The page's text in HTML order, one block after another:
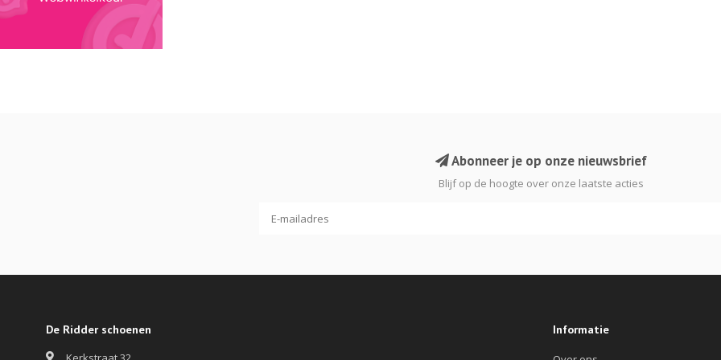
Abonneer je op onze nieuwsbrief
Blijf op de hoogte over onze laatste acties
De Ridder schoenen Informatie